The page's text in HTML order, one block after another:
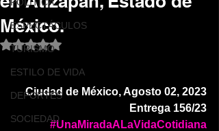
ESPECTÁCULOS
TURISMO
ESTILO DE VIDA
DEPORTES
SOCIEDAD
México.
Obtuvo NaN de 5 estrellas.
Ciudad de México, Agosto 02, 2023
Entrega 156/23
#UnaMiradaALaVidaCotidiana